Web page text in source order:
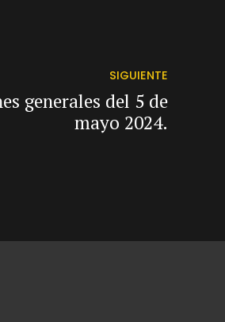
SIGUIENTE
generales del 5 de
mayo 2024.